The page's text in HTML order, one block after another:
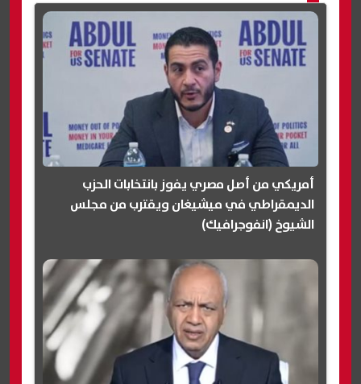
أمريكي من أصل مصري يفوز بانتخابات الحزب
الديمقراطي في ميشيغان ويقترب من مجلس
الشيوخ (انفوجرافيك)